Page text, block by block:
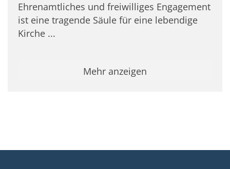
Ehrenamtliches und freiwilliges Engagement
ist eine tragende Säule für eine lebendige
Kirche ...
Mehr anzeigen